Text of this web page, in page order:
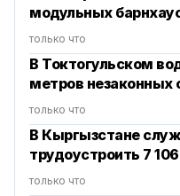
модульных
только что
В Токтогульском
метров незаконных
только что
В Кыргызстане
трудоустроить 7
только что